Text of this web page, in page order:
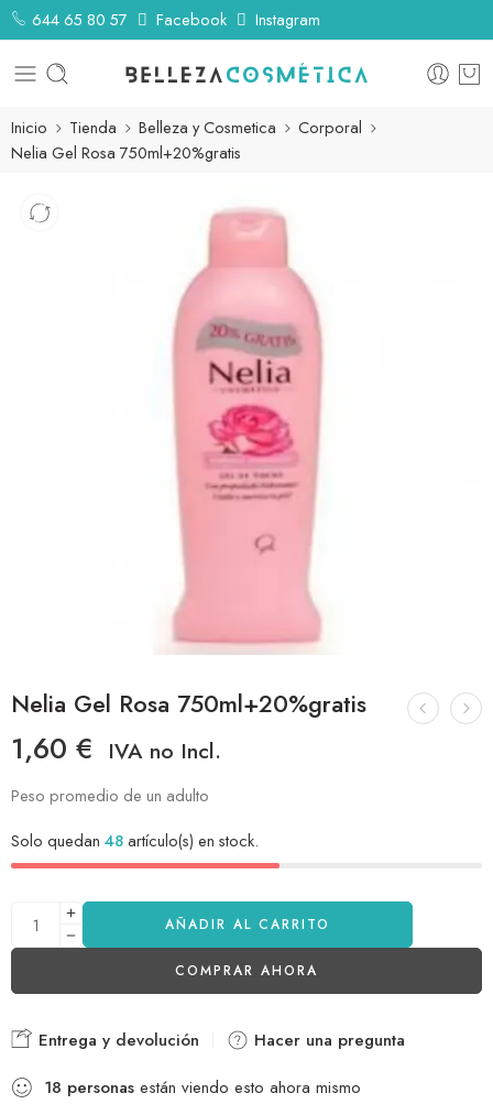
644 65 80 57 Facebook Instagram
Inicio Tienda Belleza y Cosmetica
Corporal
Nelia Gel Rosa 750ml+20%gratis
Nelia Gel Rosa 750ml+20%gratis
1,60 € IVA no Incl.
Peso promedio de un adulto
Solo quedan 48artículo(s) en stock.
AÑADIR AL CARRITO
COMPRAR AHORA
Entrega y devolución
Hacer una pregunta
18 personas están viendo esto ahora mismo